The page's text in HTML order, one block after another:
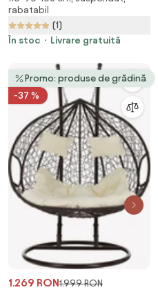
UV, împletitură PE ratan,
structură metalică, pentru
interior și exterior, Maro
rabatabil
(1)
În stoc
Livrare gratuită
Promo: produse de grădină
-37 %
1.269 RON1.999 RON